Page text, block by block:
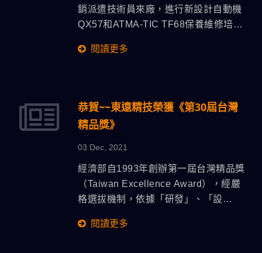
銷派遣技術員來廠，進行新設計自動機
QX57和ATMA-TIC TF68保養維修培
作，強化第一線技術支援能力，提升對
閱讀更多
恭賀~~東遠精技榮獲《第30屆台灣
精品獎》
03 Dec, 2021
經濟部自1993年創辦第一屆台灣精品獎
（Taiwan Excellence Award），經嚴
格選拔機制，依據「研發」、「設
目，與及「臺灣產製」之條件，綜合評
閱讀更多